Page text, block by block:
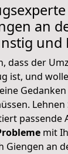
an
und
dass der
ist, und
passende
mit
Giengen an